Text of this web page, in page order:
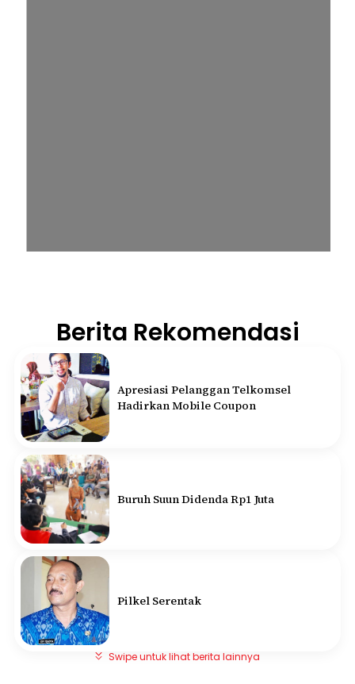
Berita Rekomendasi
Apresiasi Pelanggan Telkomsel
Hadirkan Mobile Coupon
Buruh Suun Didenda Rp1 Juta
Pilkel Serentak
Swipe untuk lihat berita lainnya